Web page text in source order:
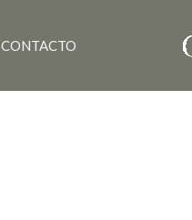
CONTACTO